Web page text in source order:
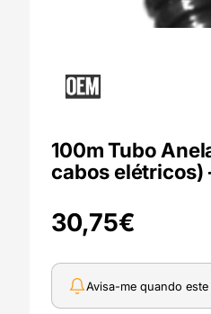
100m Tubo
cabos elétricos)
30,75€
Avisa-me quando